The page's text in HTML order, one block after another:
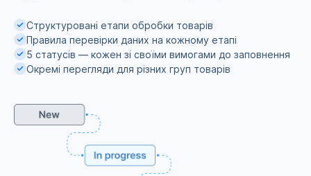
Структуровані етапи обробки товарів
Правила перевірки даних на кожному етапі
5 статусів — кожен зі своїми вимогами до заповнення
Окремі перегляди для різних груп товарів